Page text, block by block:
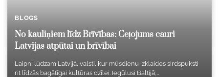
BLOGS
No kauliņiem līdz Brīvības: Ceļojums cauri
Latvijas atpūtai un brīvībai
Laipni lūdzam Latvijā, valstī, kur mūsdienu izklaides sirdspuksti
rit līdzās bagātīgai kultūras dzīlei. Iegūlusi Baltijā,…